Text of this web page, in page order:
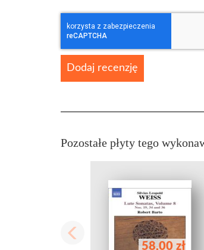
Dodaj recenzję
Pozostałe płyty tego
58,00 zł